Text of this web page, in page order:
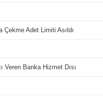
Çekme Adet Limiti Asıldı
Veren Banka Hizmet Dısı